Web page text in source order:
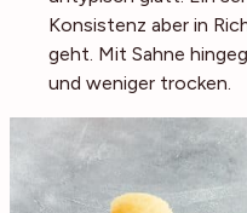
Konsistenz aber in
geht. Mit Sahne
und weniger trocken.